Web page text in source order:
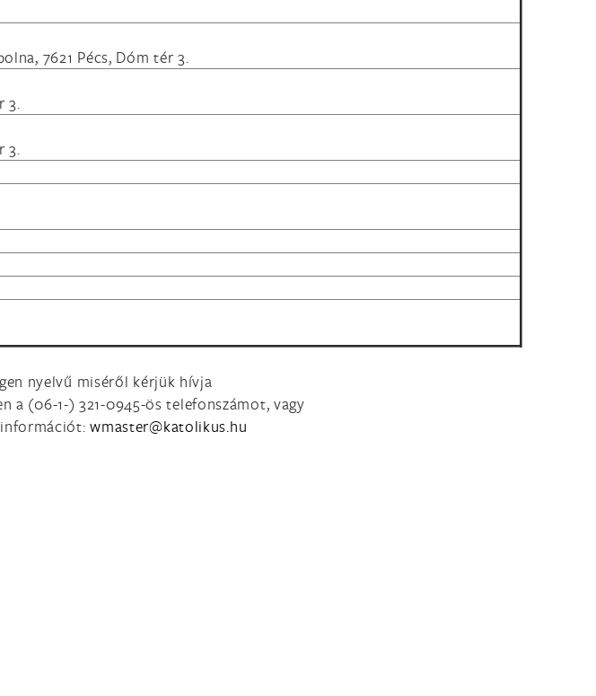
7621 Pécs, Dóm tér 3.
3.
3.
nyelvű miséről kérjük hívja
a (06-1-) 321-0945-ös telefonszámot, vagy
információt: